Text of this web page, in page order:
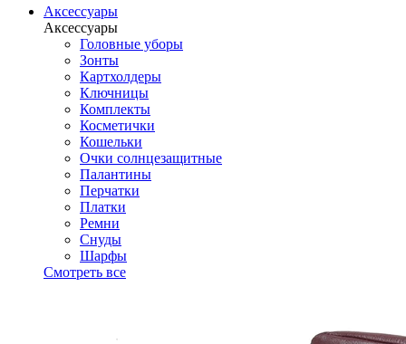
Аксессуары
Аксессуары
Головные уборы
Зонты
Картхолдеры
Ключницы
Комплекты
Косметички
Кошельки
Очки солнцезащитные
Палантины
Перчатки
Платки
Ремни
Снуды
Шарфы
Смотреть все